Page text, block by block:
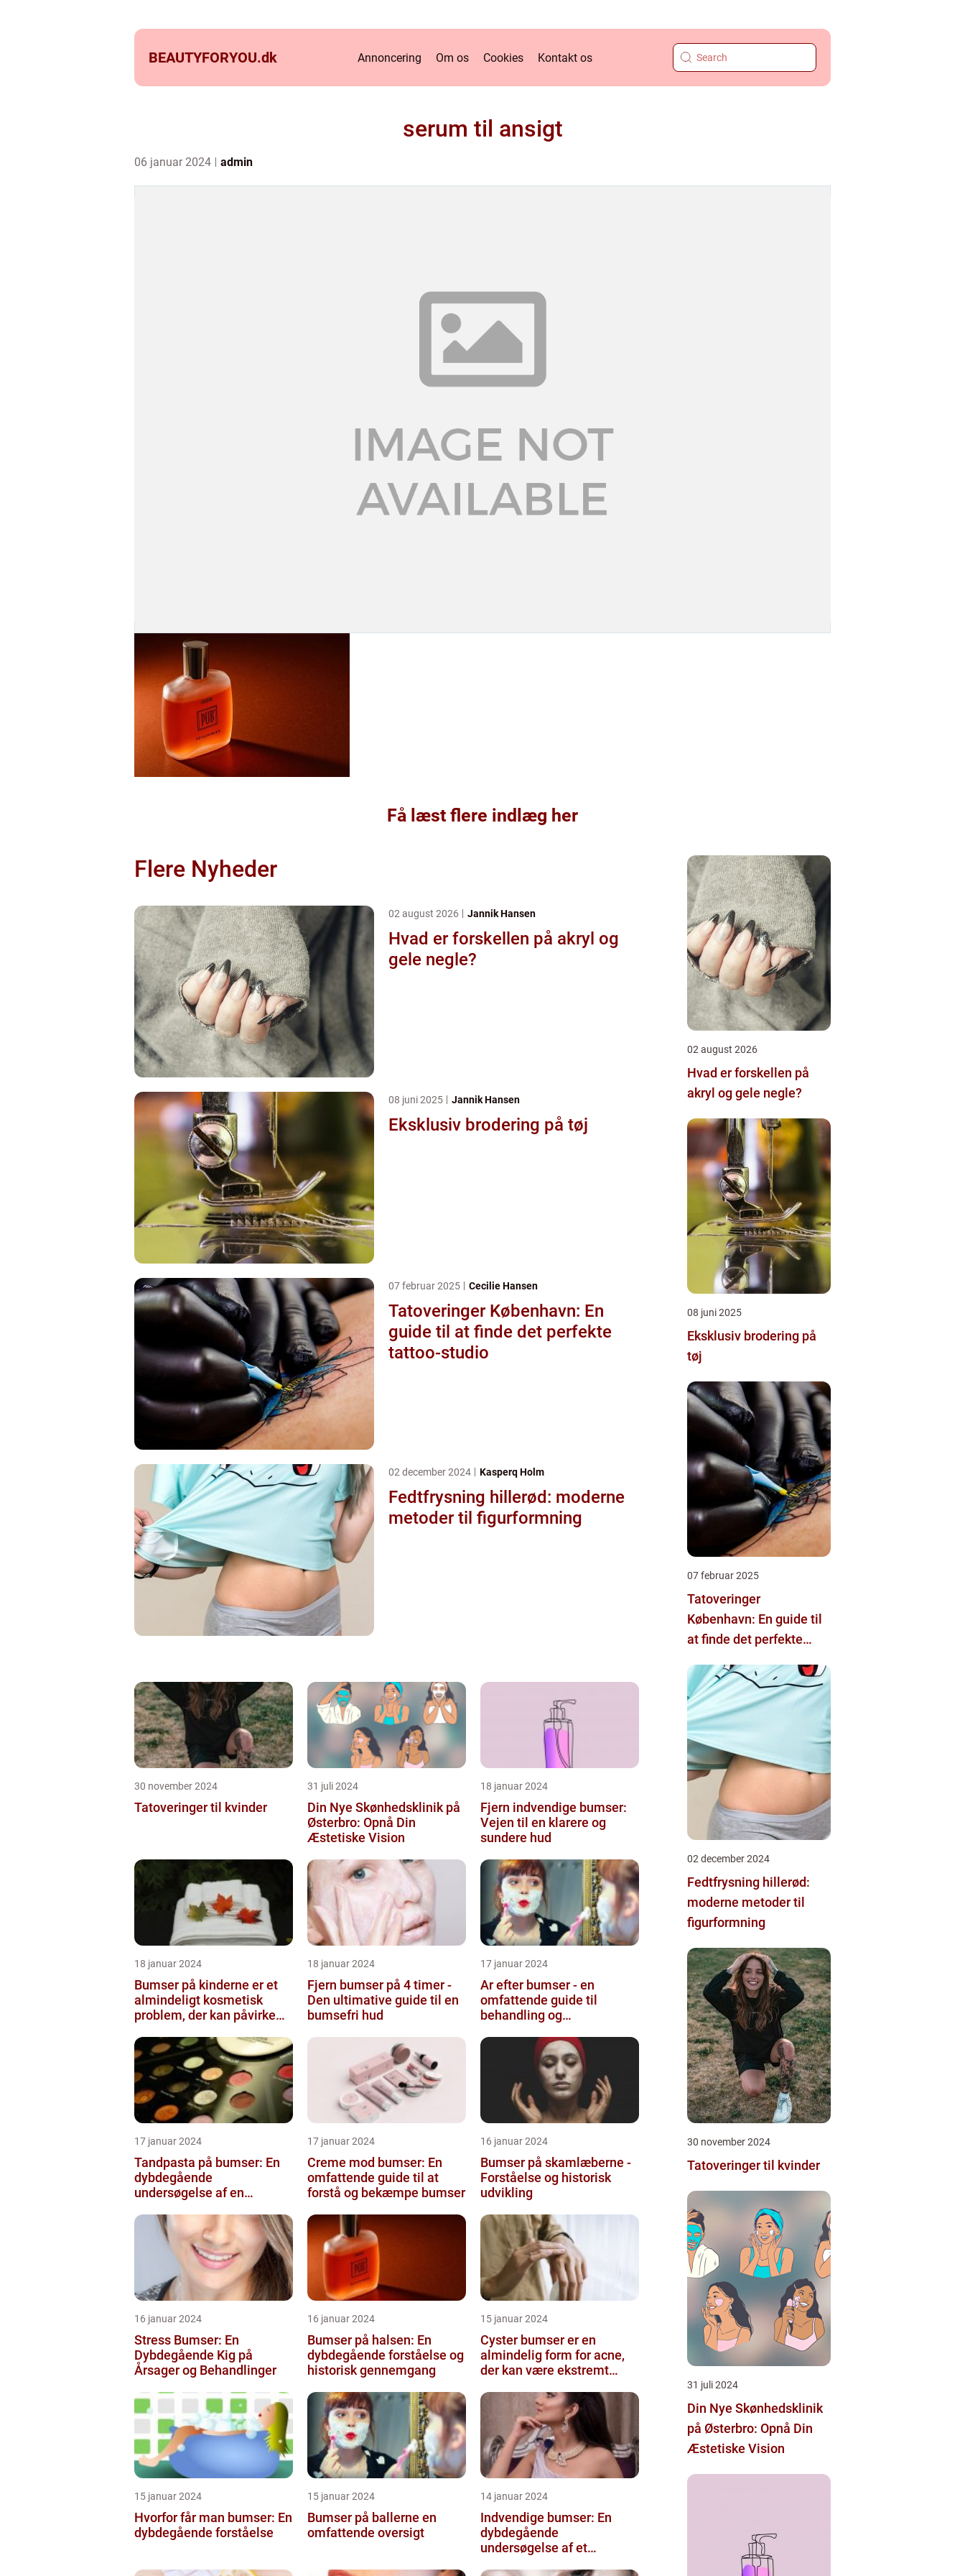
BEAUTYFORYOU.dk Annoncering Om os Cookies Kontakt os
serum til ansigt
06 januar 2024 admin
Få læst flere indlæg her
Flere Nyheder
02 august 2026 Jannik Hansen
Hvad er forskellen på akryl og
gele negle?
08 juni 2025 Jannik Hansen
Eksklusiv brodering på tøj
07 februar 2025 Cecilie Hansen
Tatoveringer København: En
guide til at finde det perfekte
tattoo-studio
02 december 2024 Kasperq Holm
Fedtfrysning hillerød: moderne
metoder til figurformning
30 november 2024
Tatoveringer til kvinder
31 juli 2024
Din Nye Skønhedsklinik på
Østerbro: Opnå Din
Æstetiske Vision
18 januar 2024
Fjern indvendige bumser:
Vejen til en klarere og
sundere hud
18 januar 2024
Bumser på kinderne er et
almindeligt kosmetisk
problem, der kan påvirke
18 januar 2024
Fjern bumser på 4 timer -
Den ultimative guide til en
bumsefri hud
17 januar 2024
Ar efter bumser - en
omfattende guide til
behandling og
17 januar 2024
Tandpasta på bumser: En
dybdegående
undersøgelse af en
skønhedsanbefaling
17 januar 2024
Creme mod bumser: En
omfattende guide til at
forstå og bekæmpe bumser
16 januar 2024
Bumser på skamlæberne -
Forståelse og historisk
udvikling
16 januar 2024
Stress Bumser: En
Dybdegående Kig på
Årsager og Behandlinger
16 januar 2024
Bumser på halsen: En
dybdegående forståelse og
historisk gennemgang
15 januar 2024
Cyster bumser er en
almindelig form for acne,
der kan være ekstremt
for d...
15 januar 2024
Hvorfor får man bumser: En
dybdegående forståelse
15 januar 2024
Bumser på ballerne en
omfattende oversigt
14 januar 2024
Indvendige bumser: En
dybdegående
undersøgelse af et
02 august 2026
Hvad er forskellen på
akryl og gele negle?
08 juni 2025
Eksklusiv brodering på
tøj
07 februar 2025
Tatoveringer
København: En guide til
at finde det perfekte
02 december 2024
Fedtfrysning hillerød:
moderne metoder til
figurformning
30 november 2024
Tatoveringer til kvinder
31 juli 2024
Din Nye Skønhedsklinik
på Østerbro: Opnå Din
Æstetiske Vision